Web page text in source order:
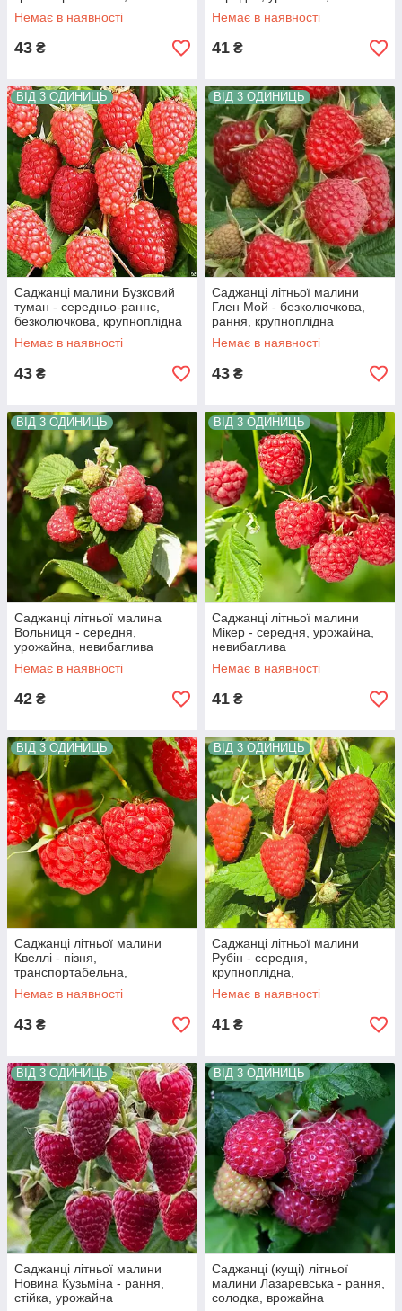
зимостійка
Немає в наявності
43 ₴
транспортабельна
Немає в наявності
41 ₴
ВІД 3 ОДИНИЦЬ
Саджанці малини Бузковий
туман - середньо-раннє,
безколючкова, крупноплідна
Немає в наявності
43 ₴
ВІД 3 ОДИНИЦЬ
Саджанці літньої малини
Глен Мой - безколючкова,
рання, крупноплідна
Немає в наявності
43 ₴
ВІД 3 ОДИНИЦЬ
Саджанці літньої малина
Вольниця - середня,
урожайна, невибаглива
Немає в наявності
42 ₴
ВІД 3 ОДИНИЦЬ
Саджанці літньої малини
Мікер - середня, урожайна,
невибаглива
Немає в наявності
41 ₴
ВІД 3 ОДИНИЦЬ
Саджанці літньої малини
Квеллі - пізня,
транспортабельна,
зимостійка
Немає в наявності
43 ₴
ВІД 3 ОДИНИЦЬ
Саджанці літньої малини
Рубін - середня,
крупноплідна,
транспортабельна
Немає в наявності
41 ₴
ВІД 3 ОДИНИЦЬ
Саджанці літньої малини
Новина Кузьміна - рання,
стійка, урожайна
ВІД 3 ОДИНИЦЬ
Саджанці (кущі) літньої
малини Лазаревська - рання,
солодка, врожайна